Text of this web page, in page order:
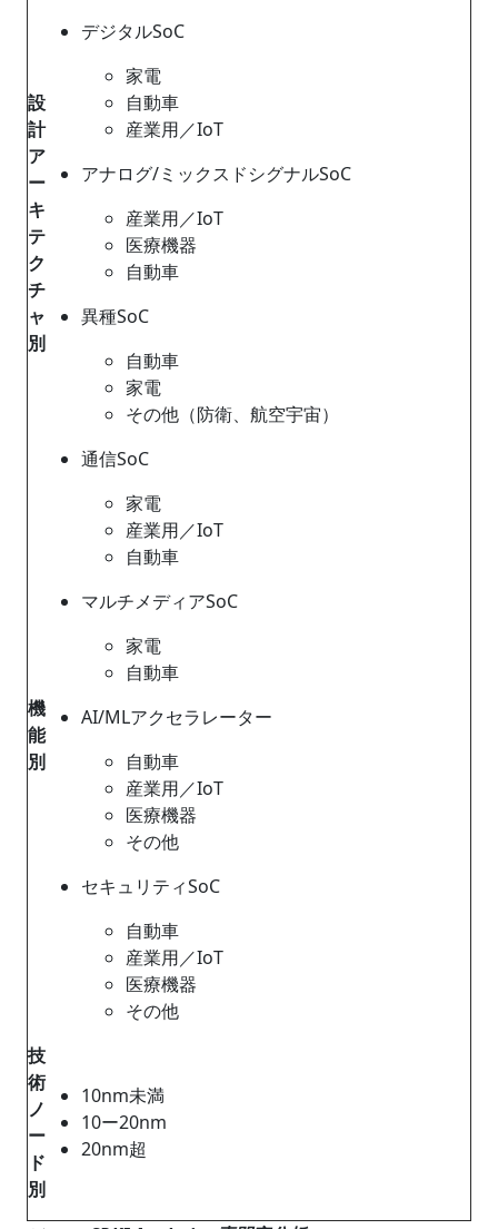
設
計
ア
ー
キ
テ
ク
チ
ャ
別
デジタルSoC
家電
自動車
産業用／IoT
アナログ/ミックスドシグナルSoC
産業用／IoT
医療機器
自動車
異種SoC
自動車
家電
その他（防衛、航空宇宙）
機
能
別
通信SoC
家電
産業用／IoT
自動車
マルチメディアSoC
家電
自動車
AI/MLアクセラレーター
自動車
産業用／IoT
医療機器
その他
セキュリティSoC
自動車
産業用／IoT
医療機器
その他
技
術
ノ
ー
ド
別
10nm未満
10ー20nm
20nm超